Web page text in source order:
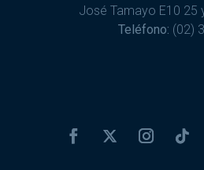
José Tamayo E10 25
Teléfono: (02)